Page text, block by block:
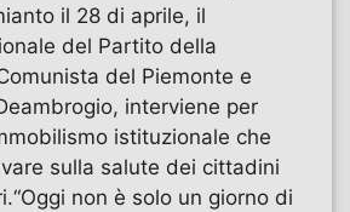
il 28 di aprile, il
del Partito della
del Piemonte e
interviene per
istituzionale che
sulla salute dei cittadini
non è solo un giorno di